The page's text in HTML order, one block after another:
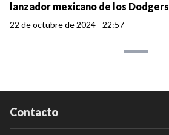
lanzador mexicano de los Dodgers
22 de octubre de 2024 - 22:57
Contacto